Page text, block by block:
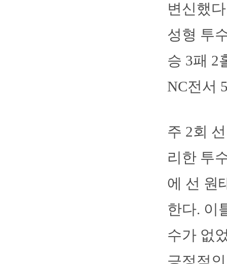
변신했
성형 투
승 3패 2
NC전서
주 2회
리한 투
에 선 원
한다. 이
수가 없